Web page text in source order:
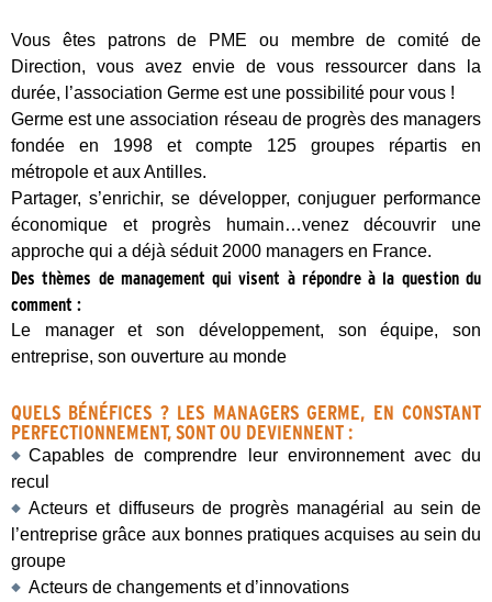
Vous êtes patrons de PME ou membre de comité de
Direction, vous avez envie de vous ressourcer dans la
durée, l’association Germe est une possibilité pour vous !
Germe est une association réseau de progrès des managers
fondée en 1998 et compte 125 groupes répartis en
métropole et aux Antilles.
Partager, s’enrichir, se développer, conjuguer performance
économique et progrès humain…venez découvrir une
approche qui a déjà séduit 2000 managers en France.
Des thèmes de management qui visent à répondre à la question du
comment :
Le manager et son développement, son équipe, son
entreprise, son ouverture au monde
QUELS BÉNÉFICES ? LES MANAGERS GERME, EN CONSTANT
PERFECTIONNEMENT, SONT OU DEVIENNENT :
Capables de comprendre leur environnement avec du
recul
Acteurs et diffuseurs de progrès managérial au sein de
l’entreprise grâce aux bonnes pratiques acquises au sein du
groupe
Acteurs de changements et d’innovations